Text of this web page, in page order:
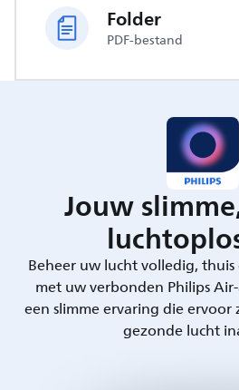
Folder
PDF-bestand
Jouw
Beheer uw lucht volledig,
met uw verbonden Philips
een slimme ervaring die
gezonde lucht